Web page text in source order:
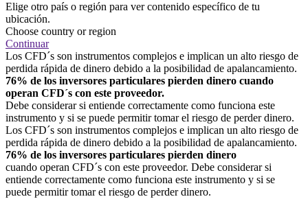
Elige otro país o región para ver contenido específico de tu
ubicación.
Choose country or region
Continuar
Los CFD´s son instrumentos complejos e implican un alto riesgo de
perdida rápida de dinero debido a la posibilidad de apalancamiento.
76% de los inversores particulares pierden dinero cuando
operan CFD´s con este proveedor.
Debe considerar si entiende correctamente como funciona este
instrumento y si se puede permitir tomar el riesgo de perder dinero.
Los CFD´s son instrumentos complejos e implican un alto riesgo de
perdida rápida de dinero debido a la posibilidad de apalancamiento.
76% de los inversores particulares pierden dinero
cuando operan CFD´s con este proveedor. Debe considerar si
entiende correctamente como funciona este instrumento y si se
puede permitir tomar el riesgo de perder dinero.